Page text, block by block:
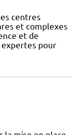
centres
et complexes
et de
expertes pour